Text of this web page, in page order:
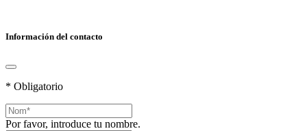
Información del contacto
* Obligatorio
Por favor, introduce tu nombre.